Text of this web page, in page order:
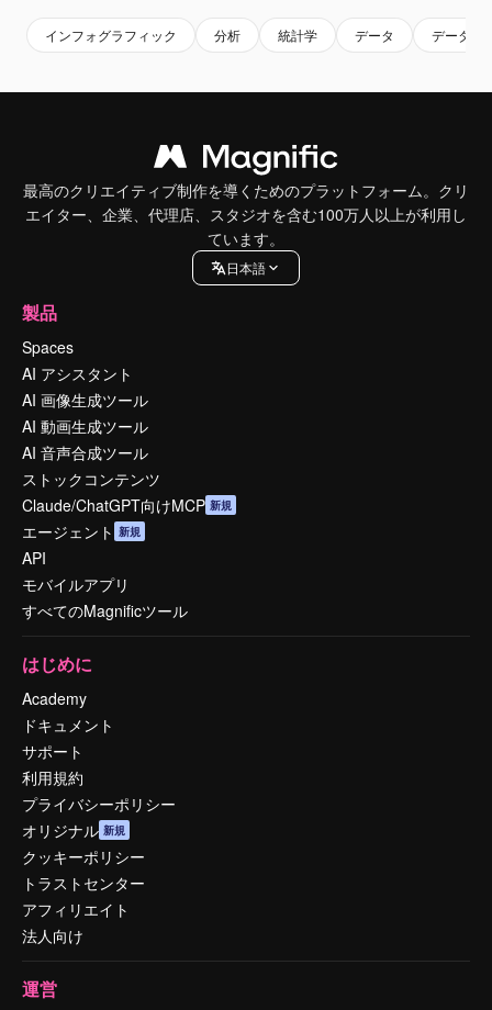
インフォグラフィック 分析 統計学 データ データ分
最高のクリエイティブ制作を導くためのプラットフォーム。クリ
エイター、企業、代理店、スタジオを含む100万人以上が利用し
ています。
日本語
製品
Spaces
AI アシスタント
AI 画像生成ツール
AI 動画生成ツール
AI 音声合成ツール
ストックコンテンツ
Claude/ChatGPT向けMCP 新規
エージェント 新規
API
モバイルアプリ
すべてのMagnificツール
はじめに
Academy
ドキュメント
サポート
利用規約
プライバシーポリシー
オリジナル 新規
クッキーポリシー
トラストセンター
アフィリエイト
法人向け
運営